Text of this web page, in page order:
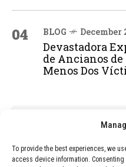
To provide the best experiences, we
access device information.
04 BLOG December
Devastadora
de Ancianos
Menos Dos